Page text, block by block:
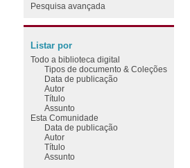
Pesquisa avançada
Listar por
Todo a biblioteca digital
Tipos de documento & Coleções
Data de publicação
Autor
Título
Assunto
Esta Comunidade
Data de publicação
Autor
Título
Assunto